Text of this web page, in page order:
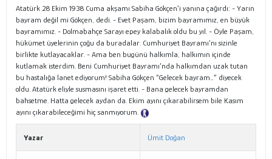
Atatürk 28 Ekim 1938 Cuma akşamı Sabiha Gökçen’i yanına çağırdı: - Yarın
bayram değil mi Gökçen, dedi. - Evet Paşam, bizim bayramımız, en büyük
bayramımız. - Dolmabahçe Sarayı epey kalabalık oldu bu yıl. - Öyle Paşam,
hükümet üyelerinin çoğu da buradalar. Cumhuriyet Bayramı’nı sizinle
birlikte kutlayacaklar. - Ama ben bugünü halkımla, halkımın içinde
kutlamak isterdim. Beni Cumhuriyet Bayramı’nda halkımdan uzak tutan
bu hastalığa lanet ediyorum! Sabiha Gökçen “Gelecek bayram…” diyecek
oldu. Atatürk eliyle susmasını işaret etti. - Bana gelecek bayramdan
bahsetme. Hatta gelecek aydan da. Ekim ayını çıkarabilirsem bile Kasım
ayını çıkarabileceğimi hiç sanmıyorum.
Yazar Ümit Doğan